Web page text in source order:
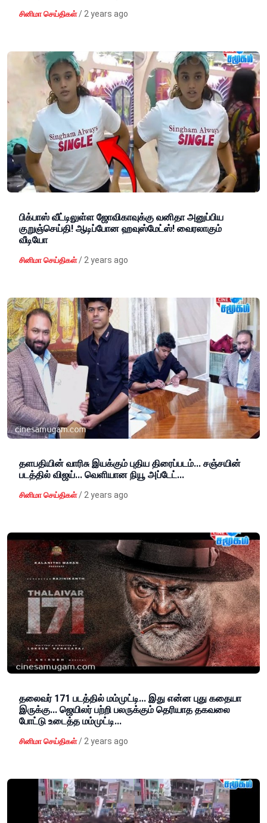
சினிமா செய்திகள் / 2 years ago
பிக்பாஸ் வீட்டிலுள்ள ஜோவிகாவுக்கு வனிதா அனுப்பிய
குறுஞ்செய்தி! ஆடிப்போன ஹவுஸ்மேட்ஸ்! வைரலாகும்
வீடியோ
சினிமா செய்திகள் / 2 years ago
தளபதியின் வாரிசு இயக்கும் புதிய திரைப்படம்... சஞ்சயின்
படத்தில் விஜய்... வெளியான நியூ அப்டேட்...
சினிமா செய்திகள் / 2 years ago
தலைவர் 171 படத்தில் மம்முட்டி... இது என்ன புது கதையா
இருக்கு... ஜெயிலர் பற்றி பலருக்கும் தெரியாத தகவலை
போட்டு உடைத்த மம்முட்டி...
சினிமா செய்திகள் / 2 years ago